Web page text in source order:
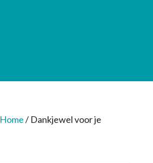
Home/Dankjewel voor je